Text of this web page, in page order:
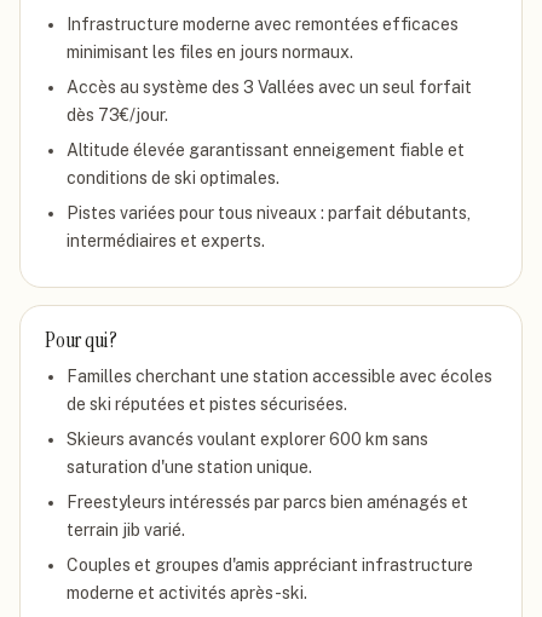
Infrastructure moderne avec remontées efficaces
minimisant les files en jours normaux.
Accès au système des 3 Vallées avec un seul forfait
dès 73€/jour.
Altitude élevée garantissant enneigement fiable et
conditions de ski optimales.
Pistes variées pour tous niveaux : parfait débutants,
intermédiaires et experts.
Pour qui ?
Familles cherchant une station accessible avec écoles
de ski réputées et pistes sécurisées.
Skieurs avancés voulant explorer 600 km sans
saturation d'une station unique.
Freestyleurs intéressés par parcs bien aménagés et
terrain jib varié.
Couples et groupes d'amis appréciant infrastructure
moderne et activités après-ski.